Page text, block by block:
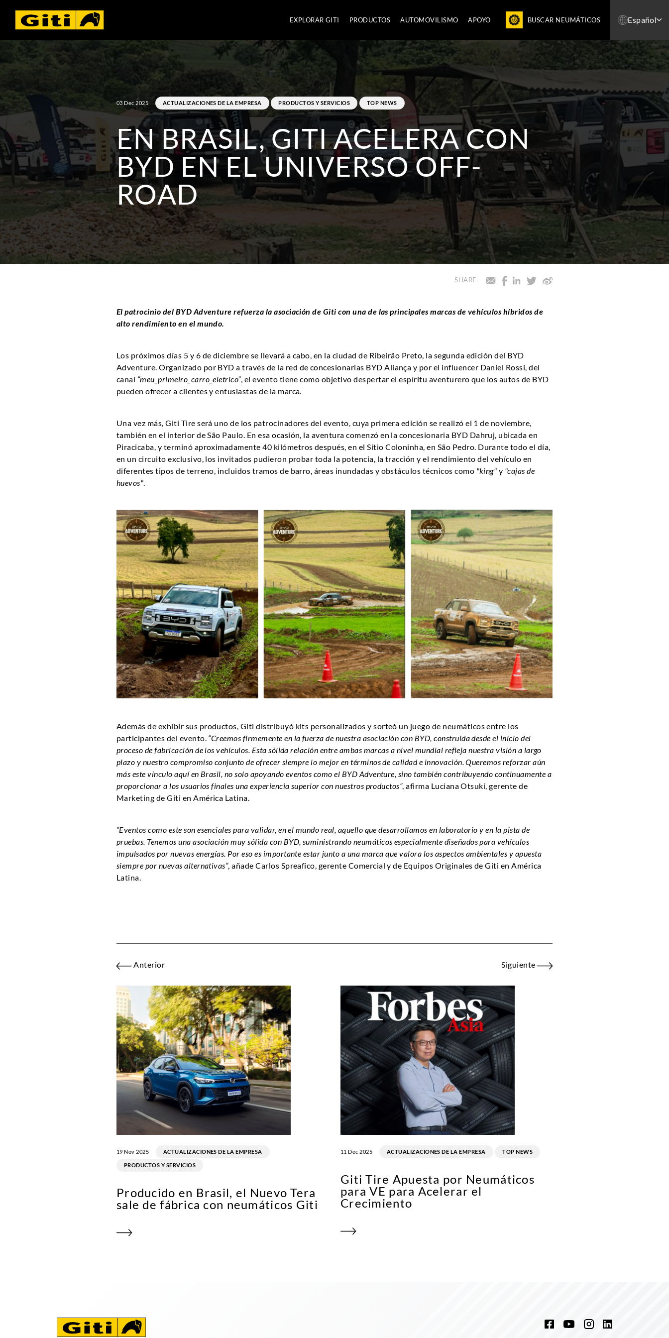
EXPLORAR GITI PRODUCTOS AUTOMOVILISMO APOYO BUSCAR NEUMÁTICOS Español
03 Dec 2025 ACTUALIZACIONES DE LA EMPRESA PRODUCTOS Y SERVICIOS TOP NEWS
EN BRASIL, GITI ACELERA CON
BYD EN EL UNIVERSO OFF-
ROAD
SHARE
El patrocinio del BYD Adventure refuerza la asociación de Giti con una de las principales marcas de vehículos híbridos de
alto rendimiento en el mundo.
Los próximos días 5 y 6 de diciembre se llevará a cabo, en la ciudad de Ribeirão Preto, la segunda edición del BYD
Adventure. Organizado por BYD a través de la red de concesionarias BYD Aliança y por el influencer Daniel Rossi, del
canal “meu_primeiro_carro_eletrico”, el evento tiene como objetivo despertar el espíritu aventurero que los autos de BYD
pueden ofrecer a clientes y entusiastas de la marca.
Una vez más, Giti Tire será uno de los patrocinadores del evento, cuya primera edición se realizó el 1 de noviembre,
también en el interior de São Paulo. En esa ocasión, la aventura comenzó en la concesionaria BYD Dahruj, ubicada en
Piracicaba, y terminó aproximadamente 40 kilómetros después, en el Sítio Coloninha, en São Pedro. Durante todo el día,
en un circuito exclusivo, los invitados pudieron probar toda la potencia, la tracción y el rendimiento del vehículo en
diferentes tipos de terreno, incluidos tramos de barro, áreas inundadas y obstáculos técnicos como "king" y "cajas de
huevos".
Además de exhibir sus productos, Giti distribuyó kits personalizados y sorteó un juego de neumáticos entre los
participantes del evento. “Creemos firmemente en la fuerza de nuestra asociación con BYD, construida desde el inicio del
proceso de fabricación de los vehículos. Esta sólida relación entre ambas marcas a nivel mundial refleja nuestra visión a largo
plazo y nuestro compromiso conjunto de ofrecer siempre lo mejor en términos de calidad e innovación. Queremos reforzar aún
más este vínculo aquí en Brasil, no solo apoyando eventos como el BYD Adventure, sino también contribuyendo continuamente a
proporcionar a los usuarios finales una experiencia superior con nuestros productos”, afirma Luciana Otsuki, gerente de
Marketing de Giti en América Latina.
“Eventos como este son esenciales para validar, en el mundo real, aquello que desarrollamos en laboratorio y en la pista de
pruebas. Tenemos una asociación muy sólida con BYD, suministrando neumáticos especialmente diseñados para vehículos
impulsados por nuevas energías. Por eso es importante estar junto a una marca que valora los aspectos ambientales y apuesta
siempre por nuevas alternativas”, añade Carlos Spreafico, gerente Comercial y de Equipos Originales de Giti en América
Latina.
Anterior Siguiente
19 Nov 2025 ACTUALIZACIONES DE LA EMPRESA
PRODUCTOS Y SERVICIOS
Producido en Brasil, el Nuevo Tera
sale de fábrica con neumáticos Giti
11 Dec 2025 ACTUALIZACIONES DE LA EMPRESA TOP NEWS
Giti Tire Apuesta por Neumáticos
para VE para Acelerar el
Crecimiento